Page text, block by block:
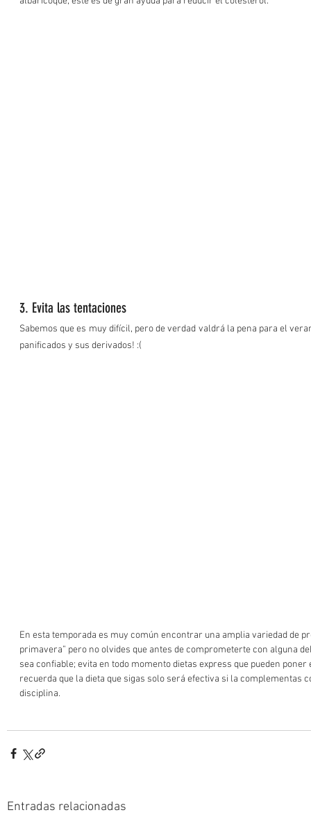
3. Evita las tentaciones
Sabemos que es muy difícil, pero de verdad valdrá la pena para el
panificados y sus derivados! :(
En esta temporada es muy común encontrar una amplia variedad de
primavera” pero no olvides que antes de comprometerte con alguna
sea confiable; evita en todo momento dietas express que pueden
recuerda que la dieta que sigas solo será efectiva si la complementas
disciplina.
Entradas relacionadas